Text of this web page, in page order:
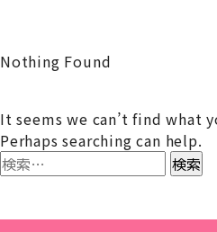
Nothing Found
It seems we can’t find what
Perhaps searching can help.
検
索: